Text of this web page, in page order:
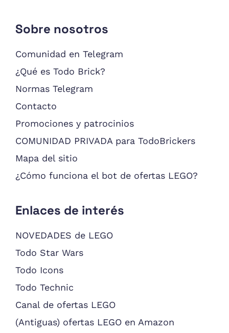
Sobre nosotros
Comunidad en Telegram
¿Qué es Todo Brick?
Normas Telegram
Contacto
Promociones y patrocinios
COMUNIDAD PRIVADA para TodoBrickers
Mapa del sitio
¿Cómo funciona el bot de ofertas LEGO?
Enlaces de interés
NOVEDADES de LEGO
Todo Star Wars
Todo Icons
Todo Technic
Canal de ofertas LEGO
(Antiguas) ofertas LEGO en Amazon